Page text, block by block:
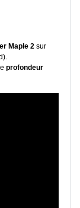
Maple 2 sur
profondeur